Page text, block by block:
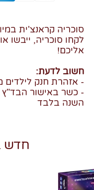
סוכריה קראנצ'ית
לקחו סוכריה, ייבשו
אליכם!
חשוב לדעת:
- אזהרת חנק לילדים
- כשר באישור
השנה בלבד
חדש